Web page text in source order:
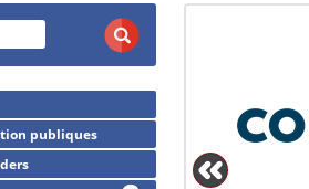
publiques